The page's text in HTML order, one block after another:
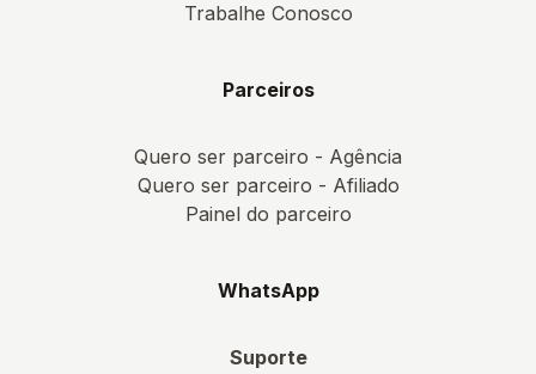
Trabalhe Conosco
Parceiros
Quero ser parceiro - Agência
Quero ser parceiro - Afiliado
Painel do parceiro
WhatsApp
Suporte